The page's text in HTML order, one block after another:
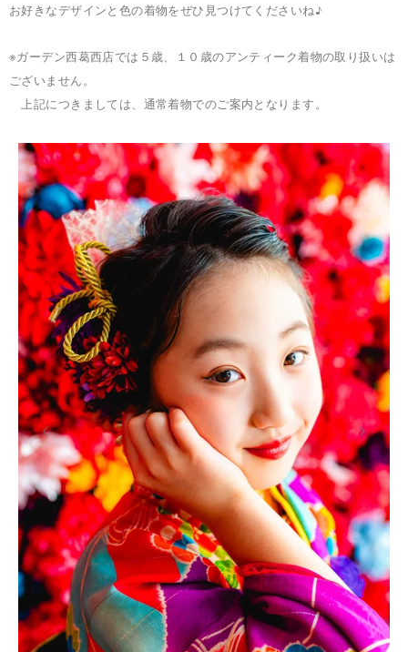
お好きなデザインと色の着物をぜひ見つけてくださいね♪
※ガーデン西葛西店では５歳、１０歳のアンティーク着物の取り扱いは
ございません。
上記につきましては、通常着物でのご案内となります。